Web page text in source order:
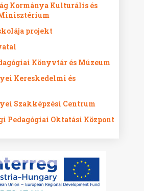
Kormánya Kulturális és
projekt
Könyvtár és Múzeum
Kereskedelmi és
Szakképzési Centrum
Pedagógiai Oktatási Központ